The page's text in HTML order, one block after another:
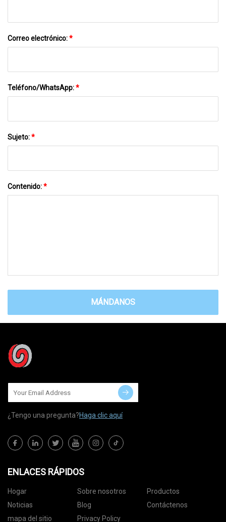
Correo electrónico:*
Teléfono/WhatsApp:*
Sujeto:*
Contenido:*
MÁNDANOS
¿Tengo una pregunta?Haga clic aquí
ENLACES RÁPIDOS
Hogar Sobre nosotros
Productos
Noticias
Blog
Contáctenos
mapa del sitio
Privacy Policy